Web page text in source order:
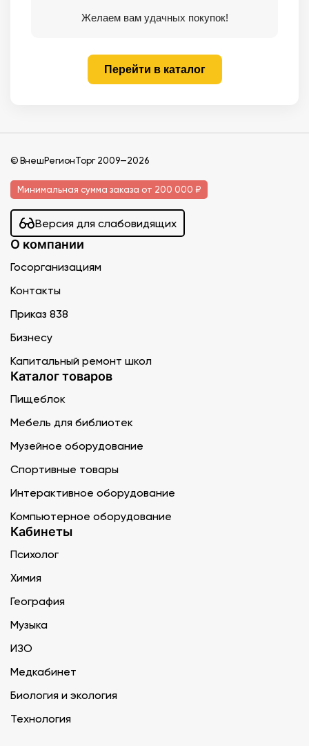
Желаем вам удачных покупок!
Перейти в каталог
© ВнешРегионТорг 2009—2026
Минимальная сумма заказа от 200 000 ₽
Версия для слабовидящих
О компании
Госорганизациям
Контакты
Приказ 838
Бизнесу
Капитальный ремонт школ
Каталог товаров
Пищеблок
Мебель для библиотек
Музейное оборудование
Спортивные товары
Интерактивное оборудование
Компьютерное оборудование
Кабинеты
Психолог
Химия
География
Музыка
ИЗО
Медкабинет
Биология и экология
Технология